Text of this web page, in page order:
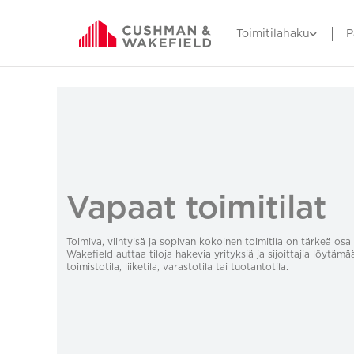
Toimitilahaku
Vapaat toimitilat
Toimiva, viihtyisä ja sopivan kokoinen toimitila on tärkeä osa
Wakefield auttaa tiloja hakevia yrityksiä ja sijoittajia
toimistotila, liiketila, varastotila tai tuotantotila.